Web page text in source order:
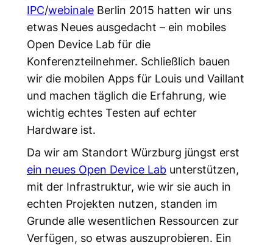
IPC/webinaleBerlin 2015 hatten wir uns
etwas Neues ausgedacht – ein mobiles
Open Device Lab für die
Konferenzteilnehmer. Schließlich bauen
wir die mobilen Apps für Louis und Vaillant
und machen täglich die Erfahrung, wie
wichtig echtes Testen auf echter
Hardware ist.
Da wir am Standort Würzburg jüngst erst
ein neues Open Device Labunterstützen,
mit der Infrastruktur, wie wir sie auch in
echten Projekten nutzen, standen im
Grunde alle wesentlichen Ressourcen zur
Verfügen, so etwas auszuprobieren. Ein